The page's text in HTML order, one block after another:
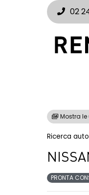
02
Mostra le
Ricerca auto
PRONTA